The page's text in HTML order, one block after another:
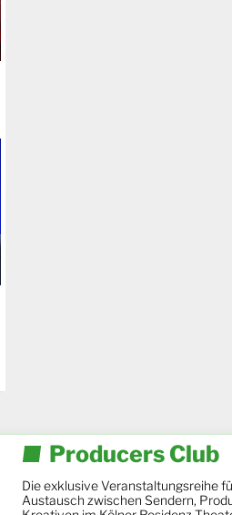
Producers Club
Die exklusive Veranstaltungsreihe
Austausch zwischen Sendern,